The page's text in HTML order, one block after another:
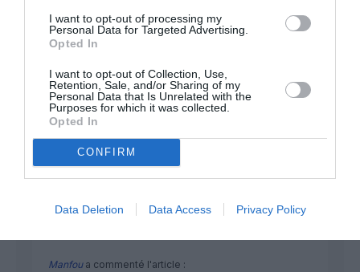
I want to opt-out of processing my
Personal Data for Targeted Advertising.
Opted In
I want to opt-out of Collection, Use,
Retention, Sale, and/or Sharing of my
Personal Data that Is Unrelated with the
Purposes for which it was collected.
Opted In
CONFIRM
Data Deletion Data Access Privacy Policy
DERNIERS COMMENTAIRES
atplhkta commenté l'article :
arrivées plus longues, des correspondances à risque
Manfoua commenté l'article :